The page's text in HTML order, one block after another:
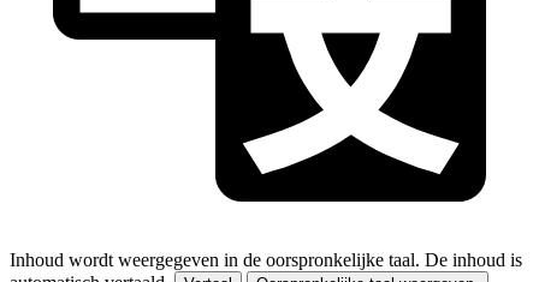
Inhoud wordt weergegeven in de oorspronkelijke taal. De inhoud is